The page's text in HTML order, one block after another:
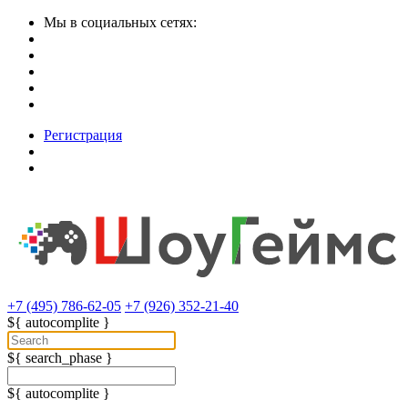
Мы в социальных сетях:
Регистрация
+7 (495) 786-62-05 +7 (926) 352-21-40
${ autocomplite }
${ search_phase }
${ autocomplite }